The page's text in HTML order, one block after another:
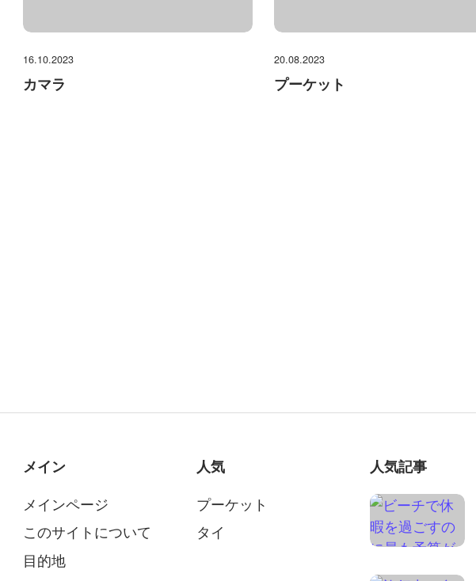
16.10.2023
カマラ
20.08.2023
プーケット
メイン
メインページ
このサイトについて
目的地
人気
プーケット
タイ
人気記事